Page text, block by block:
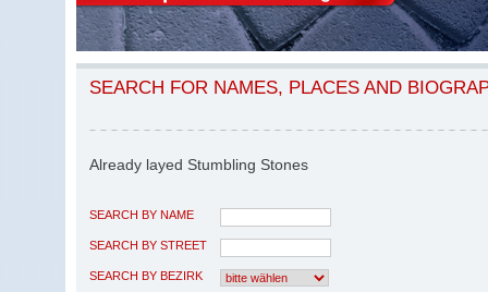
SEARCH FOR NAMES, PLACES AND
Already layed Stumbling Stones
SEARCH BY NAME
SEARCH BY STREET
SEARCH BY BEZIRK